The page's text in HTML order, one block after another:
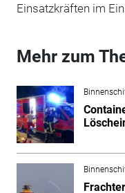
Einsatzkräften im
Mehr zum